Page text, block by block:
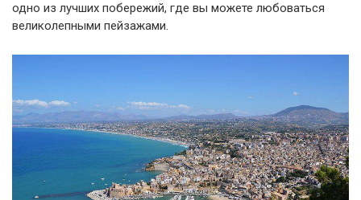
одно из лучших побережий, где вы можете любоваться
великолепными пейзажами.